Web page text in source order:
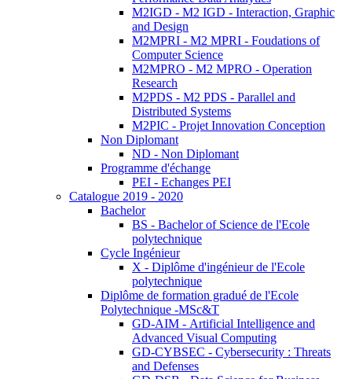
M2IGD - M2 IGD - Interaction, Graphic
and Design
M2MPRI - M2 MPRI - Foudations of
Computer Science
M2MPRO - M2 MPRO - Operation
Research
M2PDS - M2 PDS - Parallel and
Distributed Systems
M2PIC - Projet Innovation Conception
Non Diplomant
ND - Non Diplomant
Programme d'échange
PEI - Echanges PEI
Catalogue 2019 - 2020
Bachelor
BS - Bachelor of Science de l'Ecole
polytechnique
Cycle Ingénieur
X - Diplôme d'ingénieur de l'Ecole
polytechnique
Diplôme de formation gradué de l'Ecole
Polytechnique -MSc&T
GD-AIM - Artificial Intelligence and
Advanced Visual Computing
GD-CYBSEC - Cybersecurity : Threats
and Defenses